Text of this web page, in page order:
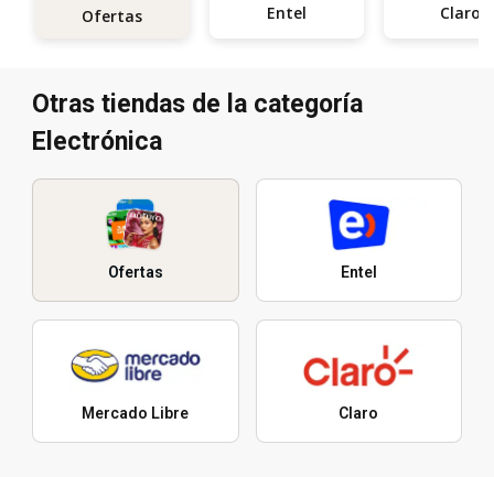
Ofertas Entel Claro
Otras tiendas de la categoría
Electrónica
Ofertas Entel
Mercado Libre Claro